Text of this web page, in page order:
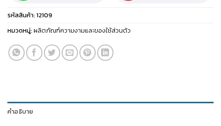
รหัสสินค้า:12109
หมวดหมู่:ผลิตภัณฑ์ความงามและของใช้ส่วนตัว
คำอธิบาย